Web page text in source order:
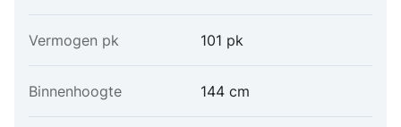
Vermogen pk 101 pk
Binnenhoogte 144 cm